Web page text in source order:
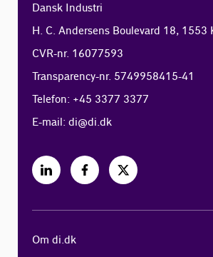
Dansk Industri
H. C. Andersens Boulevard 18, 1553
CVR-nr. 16077593
Transparency-nr. 5749958415-41
Telefon: +45 3377 3377
E-mail:di@di.dk
Om di.dk